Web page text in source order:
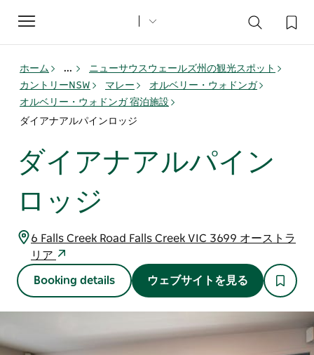
Toggle
navigation
ホーム ...
ニューサウスウェールズ州の観光スポット
カントリーNSW
マレー
オルベリー・ウォドンガ
オルベリー・ウォドンガ 宿泊施設
ダイアナアルパインロッジ
ダイアナアルパイン
ロッジ
6 Falls Creek Road Falls Creek VIC 3699 オーストラ
リア
Booking details ウェブサイトを見る